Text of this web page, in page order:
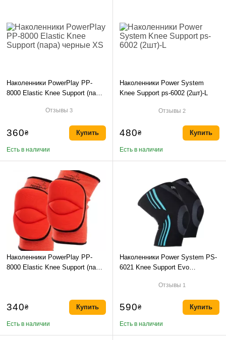
Наколенники PowerPlay PP-
8000 Elastic Knee Support (пара)
Отзывы3
360₴
Есть в наличии
Купить
Наколенники Power System
Knee Support ps-6002 (2шт)-L
Отзывы2
480₴
Есть в наличии
Купить
Наколенники PowerPlay PP-
8000 Elastic Knee Support (пара)
340₴
Есть в наличии
Купить
Наколенники Power System PS-
6021 Knee Support Evo
Отзывы 1
590₴
Есть в наличии
Купить